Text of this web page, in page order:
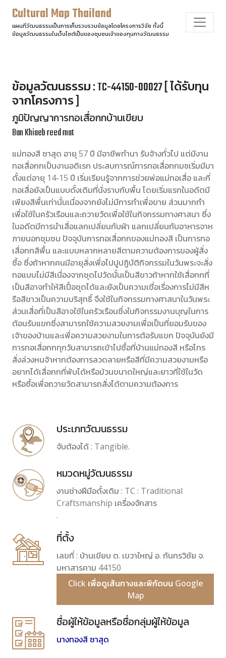
Cultural Map Thailand
แผนที่วัฒนธรรมเป็นการเก็บรวบรวมข้อมูลโดยโครงการวิจัย ทั้งนี้
ข้อมูลวัฒนธรรมในเว็บไซต์เป็นของชุมชนเจ้าของทุนทางวัฒนธรรม
ข้อมูลวัฒนธรรม : TC-44150-00027 [ ได้รับทุน
จากโครงการ ]
ภูมิปัญญาการทอเสื่อกกบ้านเขียบ
Ban Khiaeb reed mat
แม่ทองสี ซาสุด อายุ 57 ปี มีอาชีพทำนา รับจ้างทั่วไป แต่มีงาน
ทอเสื่อกกเป็นงานอดิเรก ประสบการณ์การทอเสื่อกกมฃเริ่มมีมา
ตั้งแต่อายุ 14-15 ปี เริ่มเรียนรู้จากการช่วยพ่อแม่ทอเสื่อ และกี่
ทอเสื่อยังเป็นแบบดั้งเดิมที่นั่งราบกับพื้น โดยเริ่มแรกในอดีตมี
เพียงสีพื้นเท่านั้นเนื่องจากยังไม่มีการทำเพื่อขาย ส่วนมากทำ
เพื่อใช้ในครัวเรือนและถวายวัดเพื่อใช้ในกิจกรรมทางศาสนา ซึ่ง
ในอดีตมีการนำเสื่อแลกเปลี่ยนกับผ้า แลกเปลี่ยนกับอาหารจาห
ภายนอกชุมชน ปัจจุบันการทอเสื่อกกของแม่ทองสี เป็นการทอ
เสื่อกกสีพื้น และแบบหลากหลายสีตามความต้องการของผู้สั่ง
ซื้อ ซึ่งถ้าหากคนมีอายุสั่งเพื่อไปปูปฏิบัติกิจกรรมในวันพระจะสั่ง
ทอแบบไม่มีสีเนื่องจากชุดไปวัดนั้นเป็นสีขาวถ้าหากใช้เสื่อกกที่
เป็นสีอาจทำให้สีเปื้อชุดได้และยังเป็นความเชื่อเรื่องการไม่มีสีห
รือสีขาวเป็นความบริสุทธิ์ จึงใช้ในกิจกรรมทางศาสนาในวันพระ
ส่วนเสื่อที่เป็นสีอาจใช้ในครัวเรือนซึ่งในกิจกรรมงานบุญในการ
ต้อนรับแขกซึ่งสามารถใช้ความสวยงามเพื่อเป็นที่ยอมรับของ
เจ้าของบ้านและเพื่อความสวยงามในการต้อรับแขก ปัจจุบันยังมี
การทอเสื่อกกทุกวันสามารถเข้าไปซื้อที่บ้านแม่ทองสี หรือโทร
สั่งล่วงหนจ้าหากต้องการลวดลายหรือสีที่มีความสวยงามหรือ
อยากได้เสื่อกกที่พับได้หรือม้วนขนาดใหญ่และยาวที่ใช้ในวัด
หรือซื้อเพื่อถวายวัดสามารถสั่งได้ตามความต้องการ
ประเภทวัฒนธรรม
จับต้องได้ : Tangible.
หมวดหมู่วัฒนธรรม
งานช่างฝีมือดั้งเดิม : TC : Traditional
Craftsmanship เครื่องจักสาร
.
ที่ตั้ง
เลขที่ : บ้านเขียบ ต. เขวาใหญ่ อ. กันทรวิชัย จ.
มหาสารคาม 44150
Click เพื่อดูเส้นทางและพิกัดบน Google
Map
ชื่อผู้ให้ข้อมูลหรือชื่อกลุ่มผู้ให้ข้อมูล
นางทองสี ซาสุด